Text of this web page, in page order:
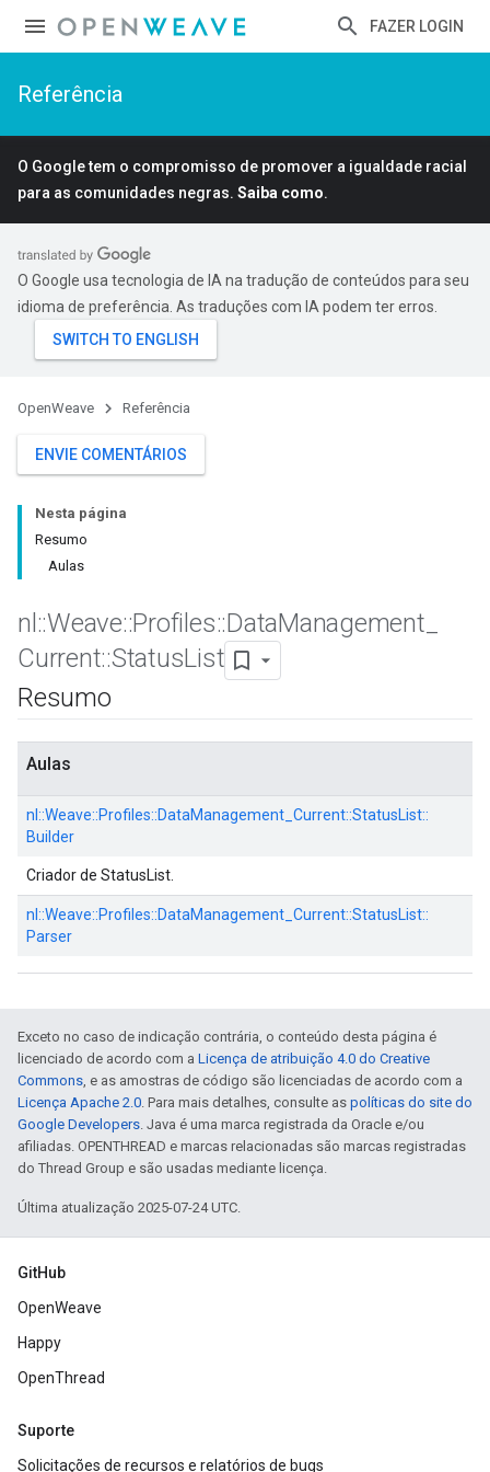
FAZER LOGIN
Referência
O Google tem o compromisso de promover a igualdade racial
para as comunidades negras. Saiba como.
O Google usa tecnologia de IA na tradução de conteúdos para seu
idioma de preferência. As traduções com IA podem ter erros.
OpenWeave Referência
ENVIE COMENTÁRIOS
Nesta página
Resumo
Aulas
nl ::Weave::Profiles::DataManagement
Current::StatusList
Resumo
Aulas
nl::Weave::Profiles::DataManagement_Current::StatusList::
Builder
Criador de StatusList.
nl::Weave::Profiles::DataManagement_Current::StatusList::
Parser
Exceto no caso de indicação contrária, o conteúdo desta página é
licenciado de acordo com a Licença de atribuição 4.0 do Creative
Commons, e as amostras de código são licenciadas de acordo com a
Licença Apache 2.0. Para mais detalhes, consulte as políticas do site do
Google Developers. Java é uma marca registrada da Oracle e/ou
afiliadas. OPENTHREAD e marcas relacionadas são marcas registradas
do Thread Group e são usadas mediante licença.
Última atualização 2025-07-24 UTC.
GitHub
OpenWeave
Happy
OpenThread
Suporte
Solicitações de recursos e relatórios de bugs